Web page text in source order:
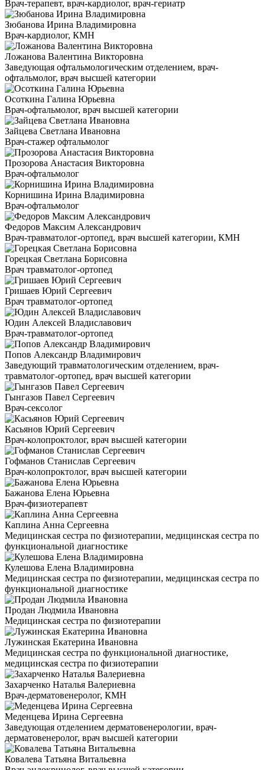
Врач-терапевт, врач-кардиолог, врач-гериатр
Зюбанова Ирина Владимировна
Врач-кардиолог, КМН
Ложанова Валентина Викторовна
Заведующая офтальмологическим отделением, врач-
офтальмолог, врач высшей категории
Осоткина Галина Юрьевна
Врач-офтальмолог, врач высшей категории
Зайцева Светлана Ивановна
Врач-стажер офтальмолог
Прозорова Анастасия Викторовна
Врач-офтальмолог
Корнишина Ирина Владимировна
Врач-офтальмолог
Федоров Максим Александрович
Врач-травматолог-ортопед, врач высшей категории, КМН
Горецкая Светлана Борисовна
Врач травматолог-ортопед
Гришаев Юрий Сергеевич
Врач травматолог-ортопед
Юдин Алексей Владиславович
Врач-травматолог-ортопед
Попов Александр Владимирович
Заведующий травматологическим отделением, врач-
травматолог-ортопед, врач высшей категории
Гынгазов Павел Сергеевич
Врач-сексолог
Касьянов Юрий Сергеевич
Врач-колопроктолог, врач высшей категории
Гофманов Станислав Сергеевич
Врач-колопроктолог, врач высшей категории
Бажанова Елена Юрьевна
Врач-физиотерапевт
Каплина Анна Сергеевна
Медицинская сестра по физиотерапии, медицинская сестра по
функциональной диагностике
Кулешова Елена Владимировна
Медицинская сестра по физиотерапии, медицинская сестра по
функциональной диагностике
Продан Людмила Ивановна
Медицинская сестра по физиотерапии
Лужинская Екатерина Ивановна
Медицинская сестра по функциональной диагностике,
медицинская сестра по физиотерапии
Захарченко Наталья Валериевна
Врач-дерматовенеролог, КМН
Меденцева Ирина Сергеевна
Заведующая отделением дерматовенерологии, врач-
дерматовенеролог, врач высшей категории
Ковалева Татьяна Витальевна